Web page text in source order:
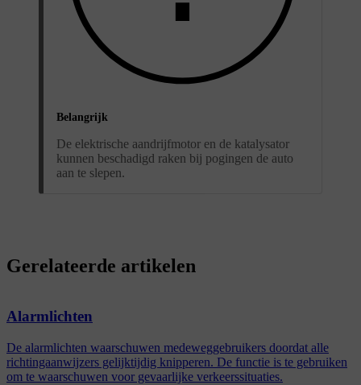
Belangrijk
De elektrische aandrijfmotor en de katalysator
kunnen beschadigd raken bij pogingen de auto
aan te slepen.
Gerelateerde artikelen
Alarmlichten
De alarmlichten waarschuwen medeweggebruikers doordat alle
richtingaanwijzers gelijktijdig knipperen. De functie is te gebruiken
om te waarschuwen voor gevaarlijke verkeerssituaties.